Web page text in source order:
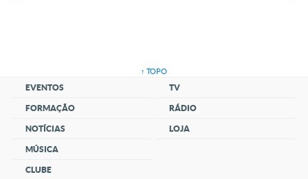
↑ TOPO
EVENTOS
FORMAÇÃO
NOTÍCIAS
MÚSICA
CLUBE
TV
RÁDIO
LOJA